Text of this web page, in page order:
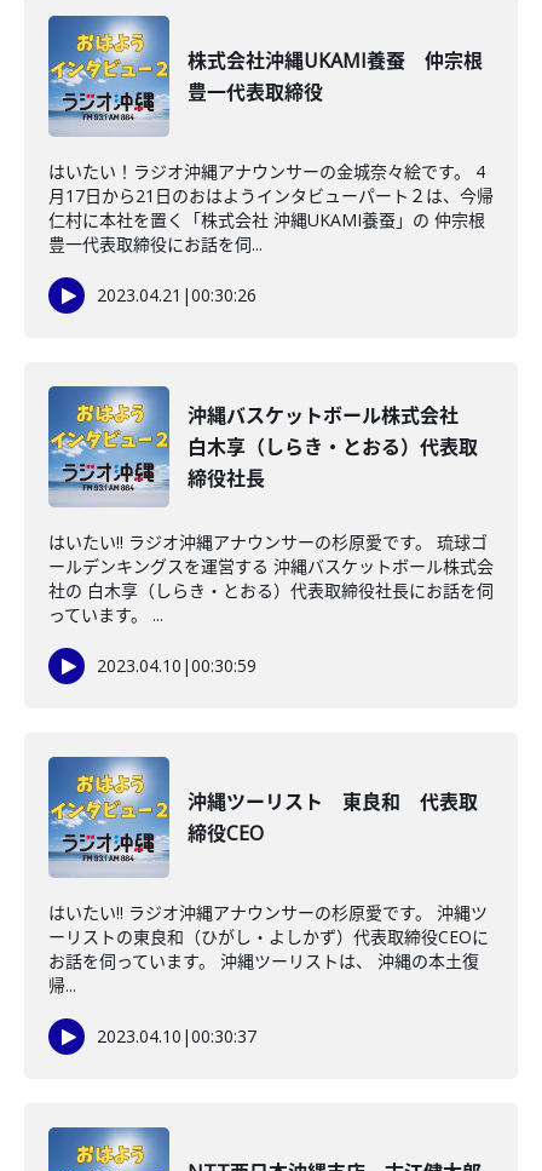
株式会社沖縄UKAMI養蚕 仲宗根
豊一代表取締役
はいたい！ラジオ沖縄アナウンサーの金城奈々絵です。 4
月17日から21日のおはようインタビューパート２は、今帰
仁村に本社を置く「株式会社 沖縄UKAMI養蚕」の 仲宗根
豊一代表取締役にお話を伺...
2023.04.21 |00:30:26
沖縄バスケットボール株式会社
白木享（しらき・とおる）代表取
締役社長
はいたい!! ラジオ沖縄アナウンサーの杉原愛です。 琉球ゴ
ールデンキングスを運営する 沖縄バスケットボール株式会
社の 白木享（しらき・とおる）代表取締役社長にお話を伺
っています。 ...
2023.04.10 |00:30:59
沖縄ツーリスト 東良和 代表取
締役CEO
はいたい!! ラジオ沖縄アナウンサーの杉原愛です。 沖縄ツ
ーリストの東良和（ひがし・よしかず）代表取締役CEOに
お話を伺っています。 沖縄ツーリストは、 沖縄の本土復
帰...
2023.04.10 |00:30:37